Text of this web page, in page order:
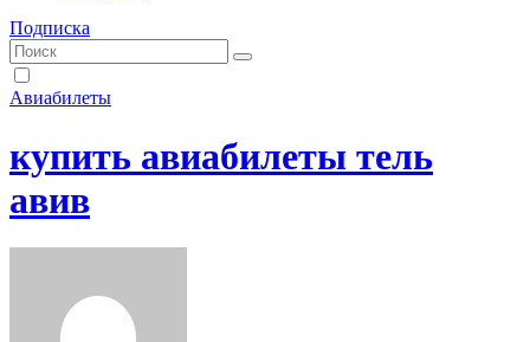
Подписка
Авиабилеты
купить авиабилеты тель
авив